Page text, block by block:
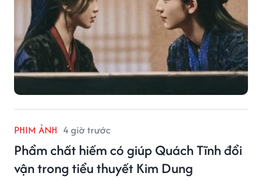
PHIM ẢNH 4 giờ trước
Phẩm chất hiếm có giúp Quách Tĩnh đổi
vận trong tiểu thuyết Kim Dung